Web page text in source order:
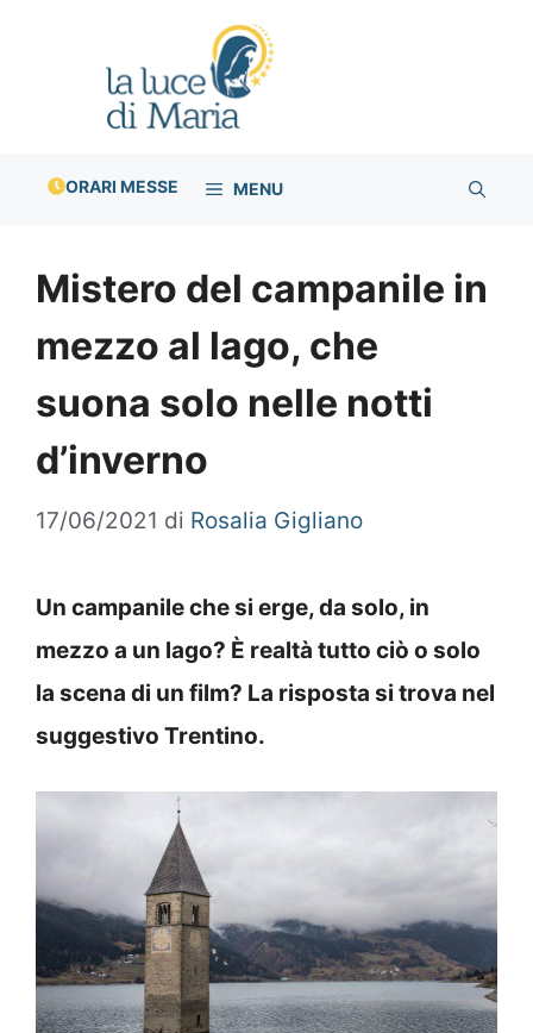
ORARI MESSE MENU
Mistero del campanile in
mezzo al lago, che
suona solo nelle notti
d’inverno
17/06/2021 di Rosalia Gigliano
Un campanile che si erge, da solo, in
mezzo a un lago? È realtà tutto ciò o solo
la scena di un film? La risposta si trova nel
suggestivo Trentino.